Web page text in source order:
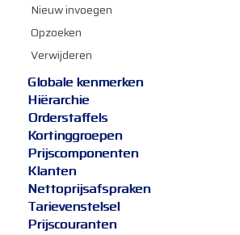
Nieuw invoegen
Opzoeken
Verwijderen
Globale kenmerken
Hiërarchie
Orderstaffels
Kortinggroepen
Prijscomponenten
Klanten
Nettoprijsafspraken
Tarievenstelsel
Prijscouranten